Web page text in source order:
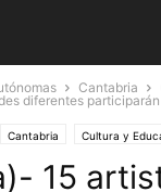
Cantabria
diferentes
Cantabria Cultura y
15